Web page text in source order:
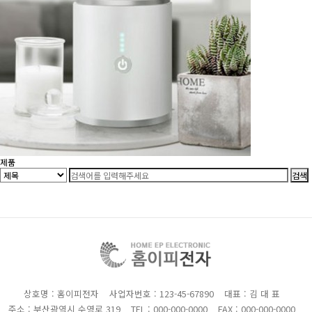
제품
상호명 : 홈이피전자 사업자번호 : 123-45-67890
대표 : 김 대 표
주소 : 부산광역시 수영로 319
TEL : 000-000-0000 FAX : 000-000-0000